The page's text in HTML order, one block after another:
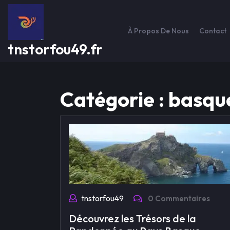
Passer
contenu
tnstorfou49.fr
À Propos De Nous Contact
Catégorie :
tnstorfou49 0 Commentaires
Découvrez les Trésors de la